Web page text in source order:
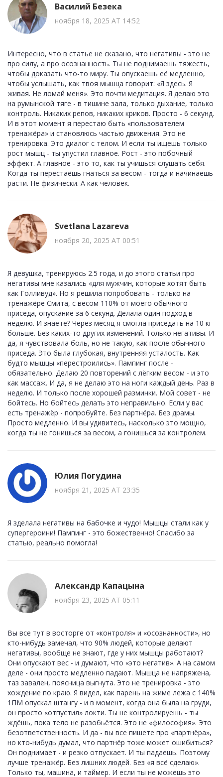
Василий Безека
ноября 18, 2025 AT 14:52
Интересно, что в статье не сказано, что негативы - это не
про силу, а про осознанность. Ты не поднимаешь тяжесть,
чтобы доказать что-то миру. Ты опускаешь её медленно,
чтобы услышать, как твоя мышца говорит: «Я здесь. Я
живая. Не ломай меня». Это почти медитация. Я делаю это
на румынской тяге - в тишине зала, только дыхание, только
контроль. Никаких репов, никаких криков. Просто - 6 секунд.
И в этот момент я перестаю быть «пользователем
тренажёра» и становлюсь частью движения. Это не
тренировка. Это диалог с телом. И если ты ищешь только
рост мышц - ты упустил главное. Рост - это побочный
эффект. А главное - это то, как ты учишься слушать себя.
Когда ты перестаёшь гнаться за весом - тогда и начинаешь
расти. Не физически. А как человек.
Svetlana Lazareva
ноября 20, 2025 AT 00:51
Я девушка, тренируюсь 2.5 года, и до этого статьи про
негативы мне казались «для мужчин, которые хотят быть
как Голливуд». Но я решила попробовать - только на
тренажёре Смита, с весом 110% от моего обычного
приседа, опускание за 6 секунд. Делала один подход в
неделю. И знаете? Через месяц я смогла приседать на 10 кг
больше. Без каких-то других изменений. Только негативы. И
да, я чувствовала боль, но не такую, как после обычного
приседа. Это была глубокая, внутренняя усталость. Как
будто мышцы «перестроились». Пампинг после -
обязательно. Делаю 20 повторений с лёгким весом - и это
как массаж. И да, я не делаю это на ноги каждый день. Раз в
неделю. И только после хорошей разминки. Мой совет - не
бойтесь. Но бойтесь делать это неправильно. Если у вас
есть тренажёр - попробуйте. Без партнёра. Без драмы.
Просто медленно. И вы удивитесь, насколько это мощно,
когда ты не гонишься за весом, а гонишься за контролем.
Юлия Погудина
ноября 21, 2025 AT 23:35
Я зделала негативы на бабочке и чудо! Мышцы стали как у
супергероини! Пампинг - это божественно! Спасибо за
статью, реально помогла!
Александр Капацына
ноября 23, 2025 AT 05:11
Вы все тут в восторге от «контроля» и «осознанности», но
кто-нибудь замечал, что 90% людей, которые делают
негативы, вообще не знают, где у них мышцы работают?
Они опускают вес - и думают, что «это негатив». А на самом
деле - они просто медленно падают. Мышца не напряжена,
таз завален, поясница выгнута. Это не тренировка - это
хождение по краю. Я видел, как парень на жиме лежа с 140%
1ПМ опускал штангу - и в момент, когда она была на груди,
он просто «отпустил» локти. Ты не контролируешь - ты
ждёшь, пока тело не разобьётся. Это не «философия». Это
безответственность. И да - вы все пишете про «партнёра»,
но кто-нибудь думал, что партнёр тоже может ошибиться?
Он поднимает - и резко отпускает. И ты падаешь. Поэтому
лучше тренажёр. Без лишних людей. Без «я всё сделаю».
Только ты, машина, и таймер. И если ты не можешь это